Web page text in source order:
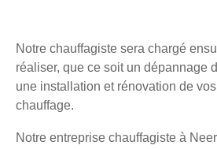
Notre chauffagiste sera chargé
réaliser, que ce soit un dépannage
une installation et rénovation de
chauffage.
Notre entreprise chauffagiste à